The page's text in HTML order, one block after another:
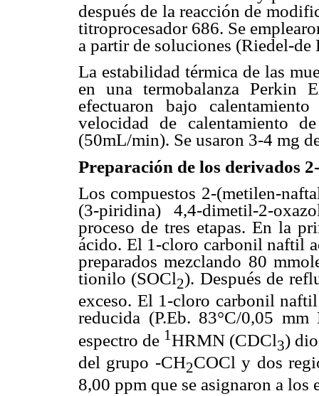
después de la reacción de
titroprocesador 686. Se
a partir de soluciones (Riedel-
La estabilidad térmica de las
en una termobalanza Perkin
efectuaron bajo
velocidad de calentamiento
(50mL/min). Se usaron 3-4 mg
Preparación de los derivados
Los compuestos 2-(metilen-
(3-piridina) 4,4-dimetil-2-
proceso de tres etapas. En la
ácido. El 1-cloro carbonil naftil
preparados mezclando 80
tionilo (SOCl2). Después de
exceso. El 1-cloro carbonil
reducida (P.Eb. 83°C/0,05
espectro de 1HRMN (CDCl3)
del grupo -CH2COCl y dos
8,00 ppm que se asignaron a